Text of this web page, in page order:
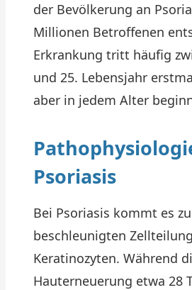
der Bevölkerung an
Millionen Betroffenen
Erkrankung tritt häufig
und 25. Lebensjahr
aber in jedem Alter
Psoriasis
Bei Psoriasis kommt es
beschleunigten
Keratinozyten. Während
Hauterneuerung etwa 28